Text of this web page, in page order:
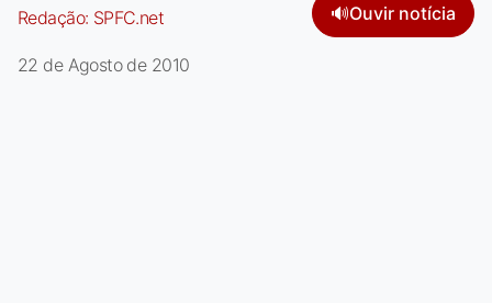
Redação: SPFC.net 🔊Ouvir notícia
22 de Agosto de 2010